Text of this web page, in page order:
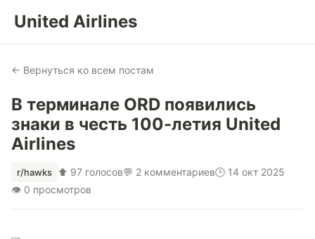
United Airlines
← Вернуться ко всем постам
В терминале ORD появились
знаки в честь 100-летия United
Airlines
r/hawks ⬆ 97 голосов💬 2 комментариев🕒 14 окт 2025
👁 0 просмотров